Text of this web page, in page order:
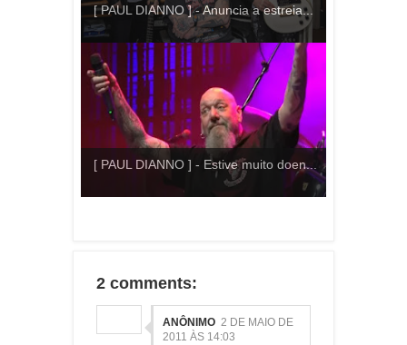
[ PAUL DIANNO ] - Anuncia a estreia...
[ PAUL DIANNO ] - Estive muito doen...
2 comments:
ANÔNIMO 2 DE MAIO DE
2011 ÀS 14:03